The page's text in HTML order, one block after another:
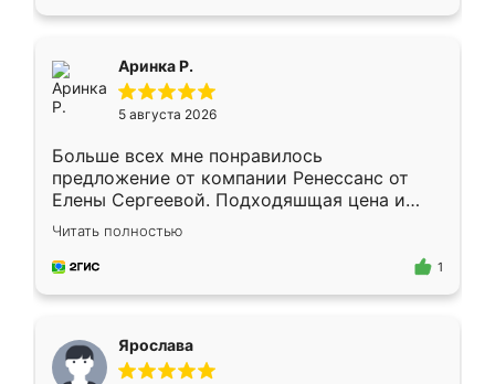
Аринка Р.
5 августа 2026
Больше всех мне понравилось
предложение от компании Ренессанс от
Елены Сергеевой. Подходяшщая цена и
короткие сроки изготовления. Приехавший
для замера сотрудник Владислав
предложил по моему эскизу самый
Читать полностью
1
Ярослава